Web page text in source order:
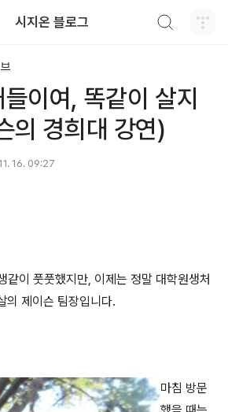
시지온 블로그
이여, 똑같이 살지
의 경희대 강연)
16. 09:27
같이 풋풋했지만, 이제는 정말 대학원생처
의 제이슨 팀장입니다.
마침 방문